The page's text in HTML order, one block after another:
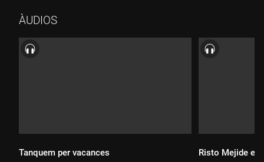
ÀUDIOS
Tanquem per vacances Risto Mejide